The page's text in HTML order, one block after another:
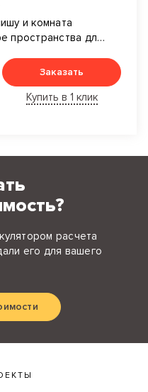
и комната
пространства для
Заказать
Купить в 1 клик
расчета
его для вашего